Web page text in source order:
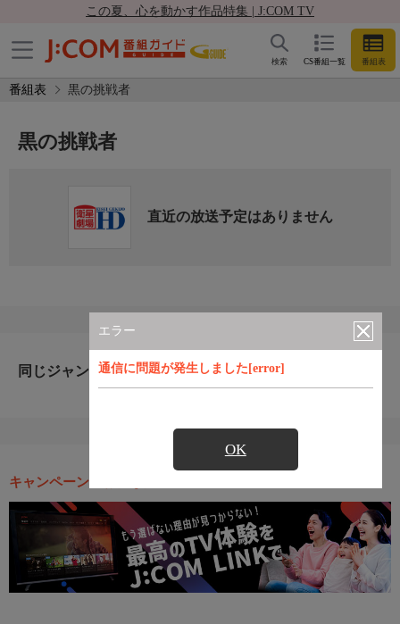
この夏、心を動かす作品特集 | J:COM TV
CS番組一覧 番組表
検索
番組表 黒の挑戦者
エラー
通信に問題が発生しました[error]
OK
黒の挑戦者
直近の放送予定はありません
同じジャンルのおすすめ番組
キャンペーン・お得な情報